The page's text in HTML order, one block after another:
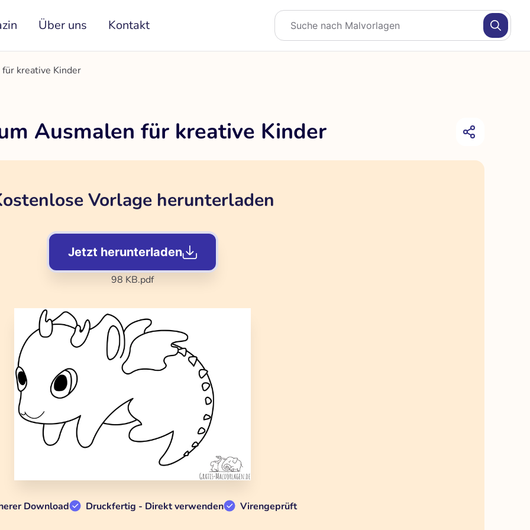
Über uns Kontakt
kreative Kinder
Ausmalen für kreative Kinder
Vorlage herunterladen
Jetzt herunterladen
98 KB.pdf
Download Druckfertig - Direkt verwenden Virengeprüft